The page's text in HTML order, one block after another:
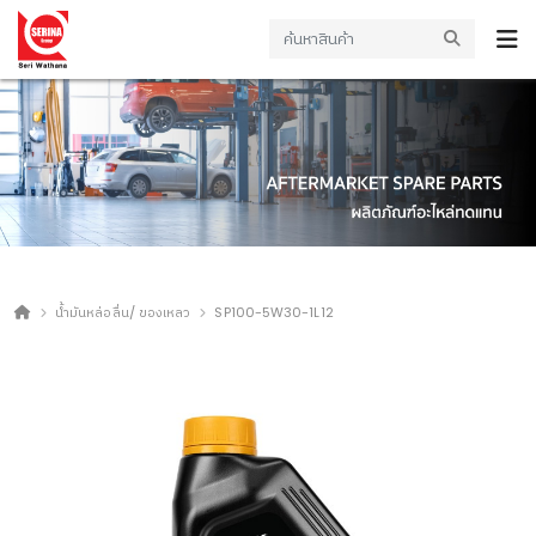
น้ำมันหล่อลื่น/ ของเหลว SP100-5W30-1L12